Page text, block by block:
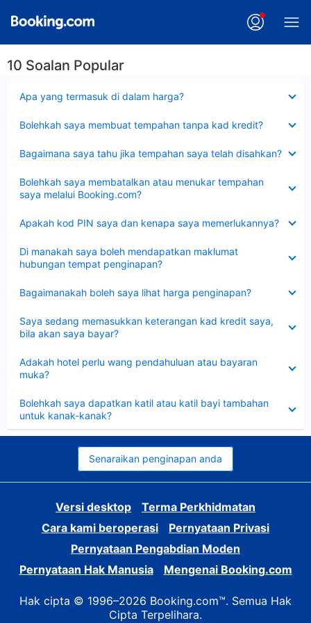
10 Soalan Popular
Apa yang termasuk di dalam harga?
Bolehkah saya membuat tempahan tanpa kad kredit?
Bagaimana saya tahu jika tempahan saya telah disahkan?
Bolehkah saya membatalkan atau menukar tempahan
saya melalui Booking.com?
Apakah kod PIN saya dan kenapa saya memerlukannya?
Di manakah saya boleh mendapatkan maklumat
hubungan tempat penginapan?
Bagaimanakah boleh saya lihat harga penginapan?
Saya sedang memasukkan keterangan kad kredit saya,
bila akan saya bayar?
Adakah hotel perlu wang pendahuluan atau bayaran
muka?
Bolehkah saya dapatkan katil atau katil bayi tambahan
untuk kanak-kanak?
Senaraikan penginapan anda
Versi desktop
Terma Perkhidmatan
Cara kami beroperasi
Pernyataan Privasi
Pernyataan Pengabdian Moden
Pernyataan Hak Manusia
Mengenai Booking.com
Hak cipta © 1996–2026 Booking.com™. Semua Hak
Cipta Terpelihara.